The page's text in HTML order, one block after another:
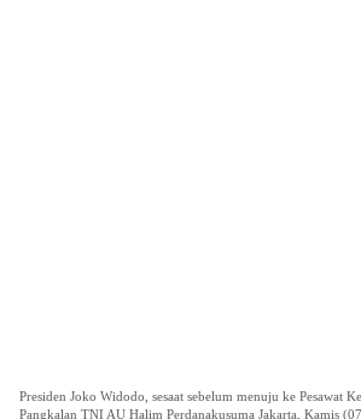
Presiden Joko Widodo, sesaat sebelum menuju ke Pesawat
Pangkalan TNI AU Halim Perdanakusuma Jakarta, Kamis